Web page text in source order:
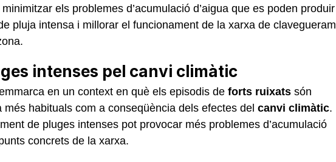
minimitzar els problemes d’acumulació d’aigua que es poden produir
pluja intensa i millorar el funcionament de la xarxa de clavegueram
intenses pel canvi climàtic
en un context en què els episodis de forts ruixats són
més habituals com a conseqüència dels efectes del canvi climàtic.
de pluges intenses pot provocar més problemes d’acumulació
concrets de la xarxa.